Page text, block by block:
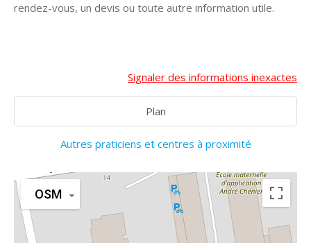
rendez-vous, un devis ou toute autre information utile.
Signaler des informations inexactes
Plan
Autres praticiens et centres à proximité
OSM